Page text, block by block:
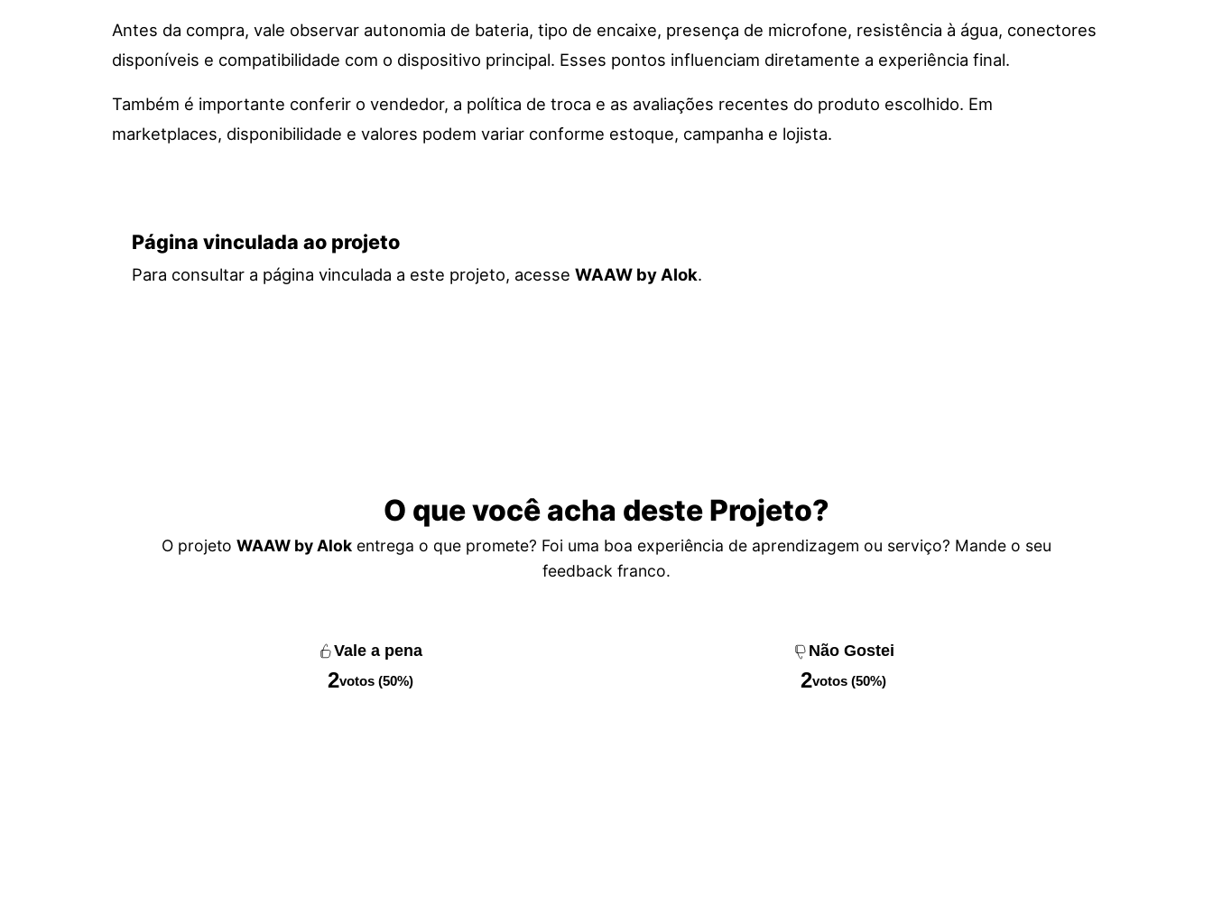
Antes da compra, vale observar autonomia de bateria, tipo de encaixe, presença de microfone, resistência à água, conectores
disponíveis e compatibilidade com o dispositivo principal. Esses pontos influenciam diretamente a experiência final.
Também é importante conferir o vendedor, a política de troca e as avaliações recentes do produto escolhido. Em
marketplaces, disponibilidade e valores podem variar conforme estoque, campanha e lojista.
Página vinculada ao projeto
Para consultar a página vinculada a este projeto, acesse WAAW by Alok.
O que você acha deste Projeto?
O projeto WAAW by Alok entrega o que promete? Foi uma boa experiência de aprendizagem ou serviço? Mande o seu
feedback franco.
Vale a pena
2votos (50%)
Não Gostei
2votos (50%)